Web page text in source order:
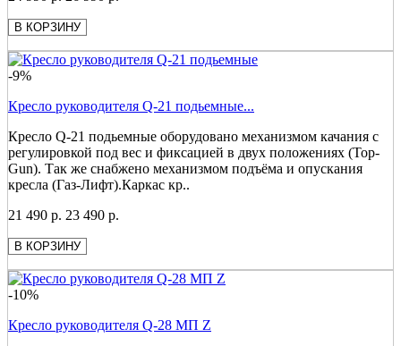
В КОРЗИНУ
-9%
Кресло руководителя Q-21 подьемные...
Кресло Q-21 подьемные оборудовано механизмом качания с
регулировкой под вес и фиксацией в двух положениях (Top-
Gun). Так же снабжено механизмом подъёма и опускания
кресла (Газ-Лифт).Каркас кр..
21 490 р. 23 490 р.
В КОРЗИНУ
-10%
Кресло руководителя Q-28 МП Z